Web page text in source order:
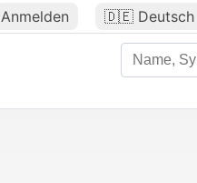
Anmelden 🇩🇪 Deutsch